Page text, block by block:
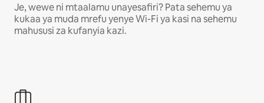
Je, wewe ni mtaalamu unayesafiri? Pata sehemu ya
kukaa ya muda mrefu yenye Wi-Fi ya kasi na sehemu
mahususi za kufanyia kazi.